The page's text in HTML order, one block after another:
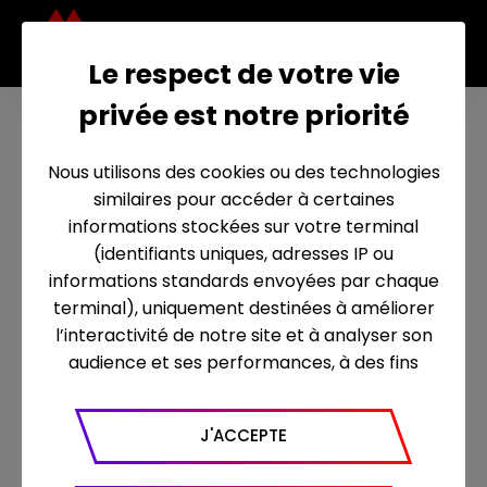
U
n
d
r
a
g
o
n
e
n
Le respect de votre vie
privée est notre priorité
Nous utilisons des cookies ou des technologies
similaires pour accéder à certaines
informations stockées sur votre terminal
(identifiants uniques, adresses IP ou
informations standards envoyées par chaque
terminal), uniquement destinées à améliorer
l’interactivité de notre site et à analyser son
audience et ses performances, à des fins
Google Analytics pour générer des rapports
sur le trafic (nombre de visites, temps passé
sur le site, nombre de pages vues en moyenne,
J'ACCEPTE